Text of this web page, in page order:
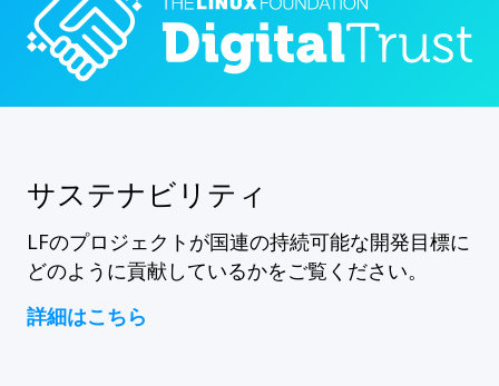
サステナビリティ
LFのプロジェクトが国連の持続可能な開発目標に
どのように貢献しているかをご覧ください。
詳細はこちら